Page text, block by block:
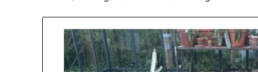
Perser Teppich
Pip Studio Teppiche
Beni Mguild Teppiche